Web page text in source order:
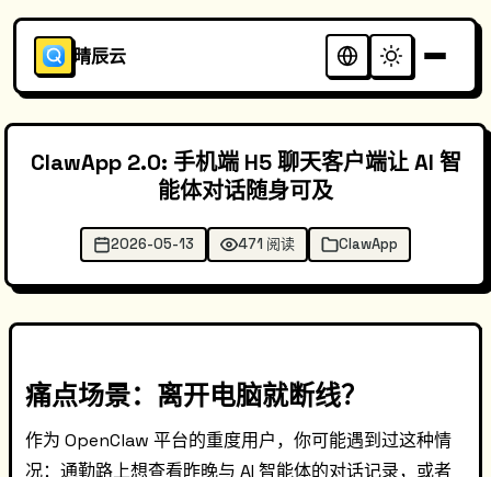
晴辰云
ClawApp 2.0: 手机端 H5 聊天客户端让 AI 智
能体对话随身可及
2026-05-13 471 阅读 ClawApp
痛点场景：离开电脑就断线？
作为 OpenClaw 平台的重度用户，你可能遇到过这种情
况：通勤路上想查看昨晚与 AI 智能体的对话记录，或者